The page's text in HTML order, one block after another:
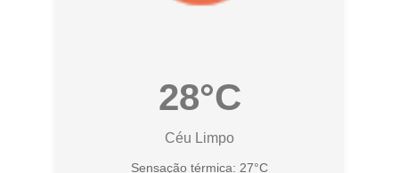
28°C
Céu Limpo
Sensação térmica: 27°C